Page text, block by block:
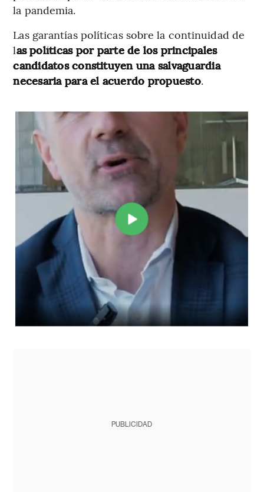
la pandemia.
Las garantías políticas sobre la continuidad de
las políticas por parte de los principales
candidatos constituyen una salvaguardia
necesaria para el acuerdo propuesto.
PUBLICIDAD